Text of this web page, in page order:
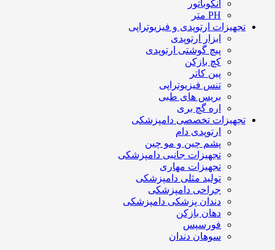
انکوباتور
PH متر
تجهیزات ارتوپدی و فیزیوتراپی
ابزار ارتوپدی
پیچ گوشتی ارتوپدی
کچ بازکن
پین کاتر
تنس فیزیوتراپی
بریس های طبی
اره گچ بری
تجهیزات تخصصی دامپزشکی
ارتوپدی دام
پشم چین و مو چین
تجهیزات جانبی دامپزشکی
تجهیزات مهاری
تولید مثلی دامپزشکی
جراحی دامپزشکی
دندان پزشکی دامپزشکی
دهان بازکن
فورسپس
سوهان دندان